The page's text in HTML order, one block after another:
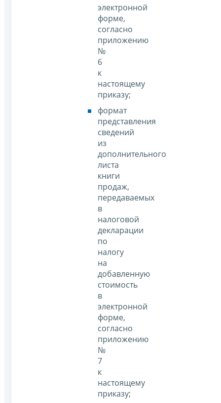
электронной
форме,
согласно
приложению
№
6
к
настоящему
приказу;
формат
представления
сведений
из
дополнительного
листа
книги
продаж,
передаваемых
в
налоговой
декларации
по
налогу
на
добавленную
стоимость
в
электронной
форме,
согласно
приложению
№
7
к
настоящему
приказу;